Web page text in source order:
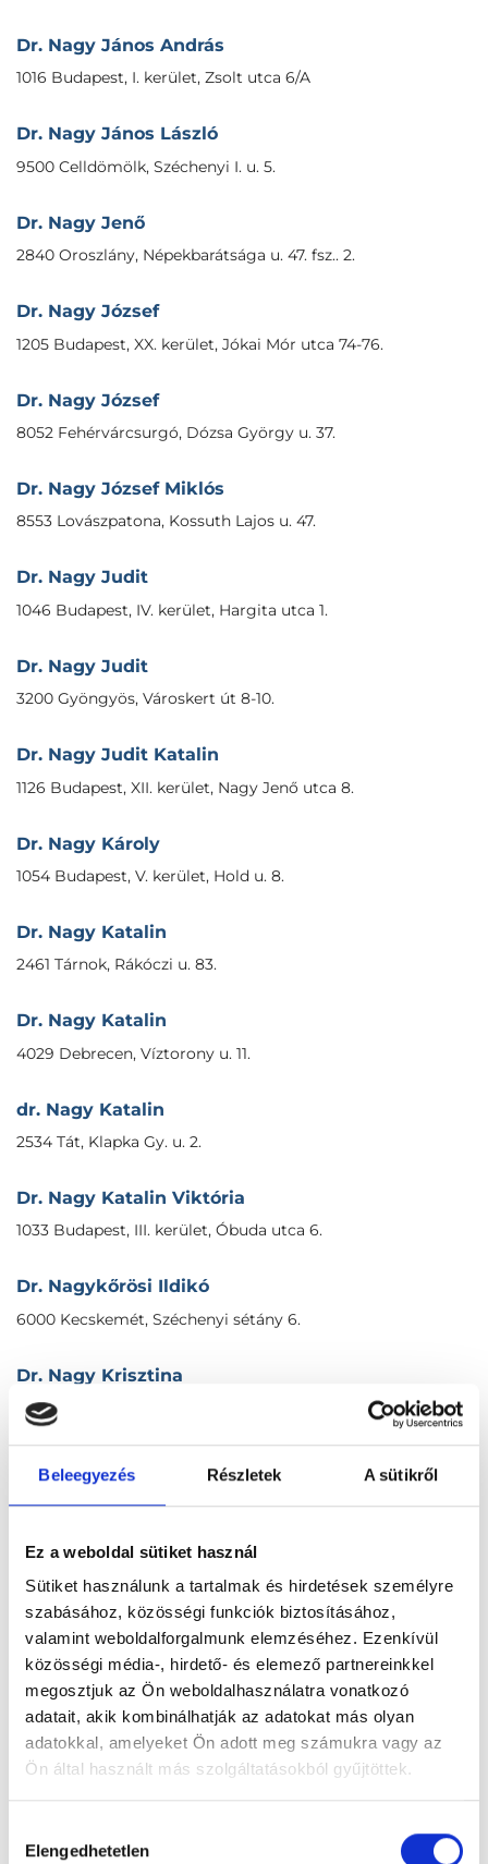
Beleegyezés Részletek A sütikről
Ez a weboldal sütiket használ
Sütiket használunk a tartalmak és hirdetések személyre
szabásához, közösségi funkciók biztosításához,
valamint weboldalforgalmunk elemzéséhez. Ezenkívül
közösségi média-, hirdető- és elemező partnereinkkel
megosztjuk az Ön weboldalhasználatra vonatkozó
adatait, akik kombinálhatják az adatokat más olyan
adatokkal, amelyeket Ön adott meg számukra vagy az
Ön által használt más szolgáltatásokból gyűjtöttek.
szabályzat:https://foglaljorvost.hu/info/foglaljorvost-
kiválasztása
Elengedhetetlen
Dr. Nagy János András
1016 Budapest, I. kerület, Zsolt utca 6/A
Dr. Nagy János László
9500 Celldömölk, Széchenyi I. u. 5.
Dr. Nagy Jenő
2840 Oroszlány, Népekbarátsága u. 47. fsz.. 2.
Dr. Nagy József
1205 Budapest, XX. kerület, Jókai Mór utca 74-76.
Dr. Nagy József
8052 Fehérvárcsurgó, Dózsa György u. 37.
Dr. Nagy József Miklós
8553 Lovászpatona, Kossuth Lajos u. 47.
Dr. Nagy Judit
1046 Budapest, IV. kerület, Hargita utca 1.
Dr. Nagy Judit
3200 Gyöngyös, Városkert út 8-10.
Dr. Nagy Judit Katalin
1126 Budapest, XII. kerület, Nagy Jenő utca 8.
Dr. Nagy Károly
1054 Budapest, V. kerület, Hold u. 8.
Dr. Nagy Katalin
2461 Tárnok, Rákóczi u. 83.
Dr. Nagy Katalin
4029 Debrecen, Víztorony u. 11.
dr. Nagy Katalin
2534 Tát, Klapka Gy. u. 2.
Dr. Nagy Katalin Viktória
1033 Budapest, III. kerület, Óbuda utca 6.
Dr. Nagykőrösi Ildikó
6000 Kecskemét, Széchenyi sétány 6.
Dr. Nagy Krisztina
1076 Budapest, VII. kerület, Péterfy Sándor utca 47.
Dr. Nagy Krisztina
Dr. Nagy Lajos
1115 Budapest, XI. kerület, Keveháza utca 10.
Dr. Nagy Lajos
4150 Püspökladány, Kossuth u. 1.
Dr. Nagy László
3600 Ózd, Lehel V. u. 16.
6034 Helvécia, Óvoda u. 1/B.